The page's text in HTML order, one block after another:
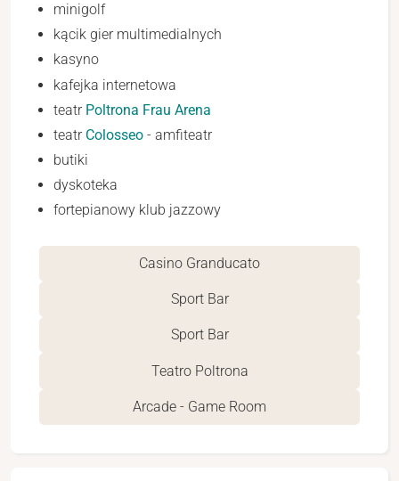
minigolf
kącik gier multimedialnych
kasyno
kafejka internetowa
teatr Poltrona Frau Arena
teatr Colosseo - amfiteatr
butiki
dyskoteka
fortepianowy klub jazzowy
Casino Granducato
Sport Bar
Sport Bar
Teatro Poltrona
Arcade - Game Room